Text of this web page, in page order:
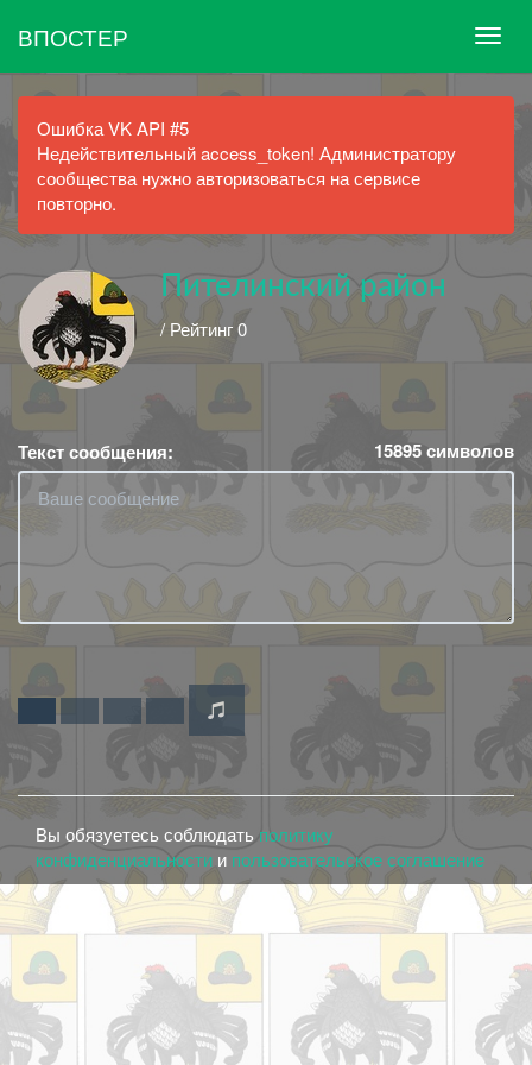
ВПОСТЕР
Ошибка VK API #5
Недействительный access_token! Администратору
сообщества нужно авторизоваться на сервисе
повторно.
Пителинский район
/ Рейтинг 0
Текст сообщения: 15895символов
Вы обязуетесь соблюдать политику
конфиденциальности и пользовательское соглашение